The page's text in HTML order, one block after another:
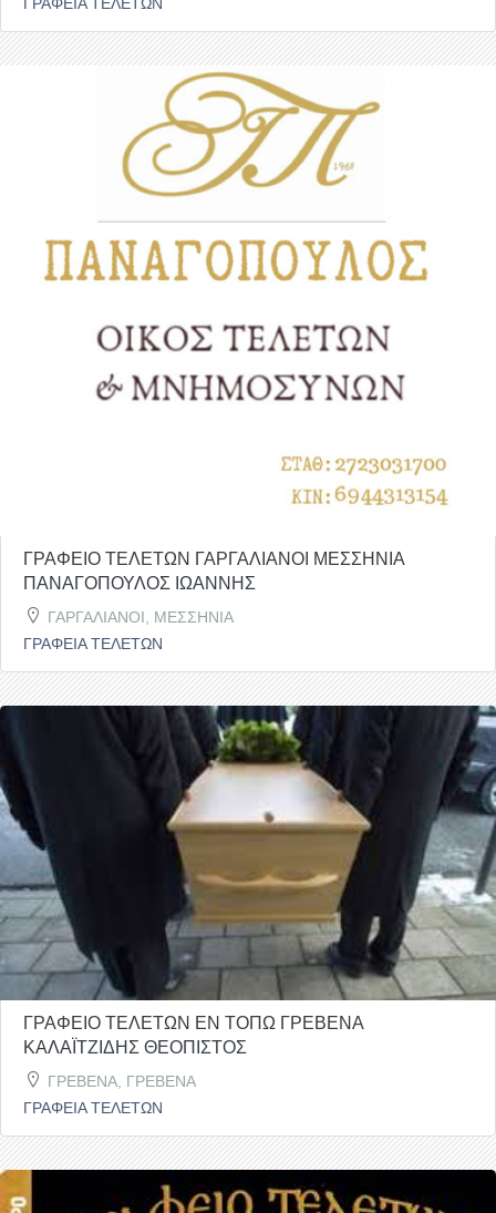
ΓΡΑΦΕΙΟ ΤΕΛΕΤΩΝ ΓΑΡΓΑΛΙΑΝΟΙ ΜΕΣΣΗΝΙΑ
ΠΑΝΑΓΟΠΟΥΛΟΣ ΙΩΑΝΝΗΣ
ΓΑΡΓΑΛΙΑΝΟΙ, ΜΕΣΣΗΝΙΑ
ΓΡΑΦΕΙΑ ΤΕΛΕΤΩΝ
ΓΡΑΦΕΙΟ ΤΕΛΕΤΩΝ ΕΝ ΤΟΠΩ ΓΡΕΒΕΝΑ
ΚΑΛΑΪΤΖΙΔΗΣ ΘΕΟΠΙΣΤΟΣ
ΓΡΕΒΕΝΑ, ΓΡΕΒΕΝΑ
ΓΡΑΦΕΙΑ ΤΕΛΕΤΩΝ